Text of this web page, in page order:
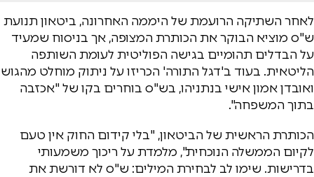
לאחר השתיקה הרועמת של היממה האחרונה, ביטאון תנועת
ש"ס מוציא הבוקר את הכותרת המצופה, אך בניסוח שמעיד
על הבדלים תהומיים בגישה הפוליטית לעומת השותפה
הליטאית. בעוד ב'דגל התורה' הכריזו על ניתוק מוחלט מהגוש
ואובדן אמון אישי בנתניהו, בש"ס בוחרים בקו של "אכזבה
בתוך המשפחה".
הכותרת הראשית של הביטאון, "בלי קידום החוק אין טעם
לקיום הממשלה הנוכחית", מלמדת על ריכוך משמעותי
בדרישות. שימו לב לבחירת המילים: ש"ס לא דורשת את